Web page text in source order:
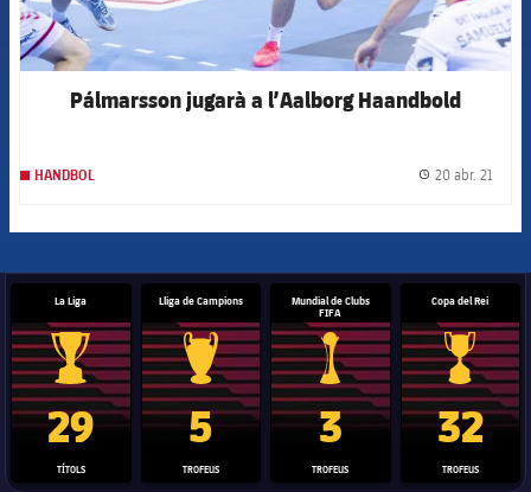
Pálmarsson jugarà a l’Aalborg Haandbold
HANDBOL 20 abr. 21
La Liga
Trofeu de la Liga
29
TÍTOLS
Lliga de Campions
Trofeu de la Lliga de Campions
5
TROFEUS
Mundial de Clubs
FIFA
Trofeu del Mundial de Clubs
3
TROFEUS
Copa del Rei
Copa del
32
TROFEUS